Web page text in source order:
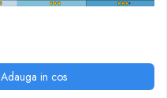
Adauga in cos